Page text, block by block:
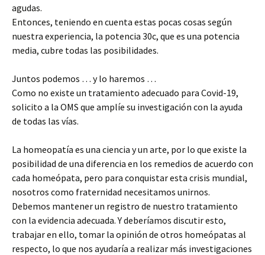
agudas.
Entonces, teniendo en cuenta estas pocas cosas según
nuestra experiencia, la potencia 30c, que es una potencia
media, cubre todas las posibilidades.
Juntos podemos … y lo haremos …
Como no existe un tratamiento adecuado para Covid-19,
solicito a la OMS que amplíe su investigación con la ayuda
de todas las vías.
La homeopatía es una ciencia y un arte, por lo que existe la
posibilidad de una diferencia en los remedios de acuerdo con
cada homeópata, pero para conquistar esta crisis mundial,
nosotros como fraternidad necesitamos unirnos.
Debemos mantener un registro de nuestro tratamiento
con la evidencia adecuada. Y deberíamos discutir esto,
trabajar en ello, tomar la opinión de otros homeópatas al
respecto, lo que nos ayudaría a realizar más investigaciones